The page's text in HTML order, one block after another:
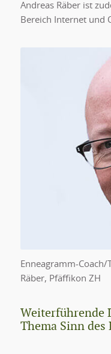
Andreas Räber ist
Bereich Internet und
Enneagramm-Coach/
Räber, Pfäffikon ZH
Weiterführende
Thema Sinn des